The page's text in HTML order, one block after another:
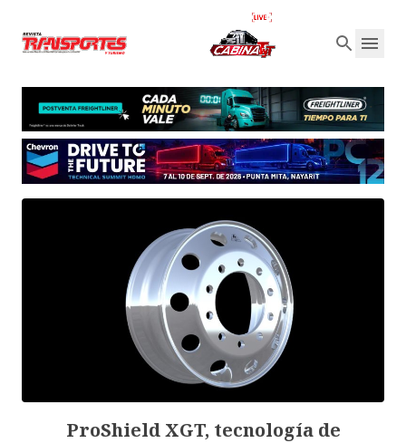
ProShield XGT, tecnología de